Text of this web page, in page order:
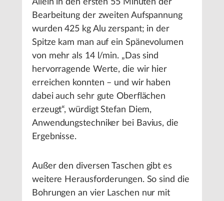
Allein in den ersten 55 Minuten der
Bearbeitung der zweiten Aufspannung
wurden 425 kg Alu zerspant; in der
Spitze kam man auf ein Spänevolumen
von mehr als 14 l/min. „Das sind
hervorragende Werte, die wir hier
erreichen konnten – und wir haben
dabei auch sehr gute Oberflächen
erzeugt“, würdigt Stefan Diem,
Anwendungstechniker bei Bavius, die
Ergebnisse.
Außer den diversen Taschen gibt es
weitere Herausforderungen. So sind die
Bohrungen an vier Laschen nur mit